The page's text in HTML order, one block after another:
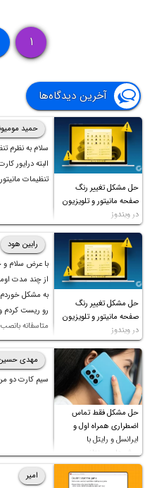
۱
آخرین دیدگاه‌ها
حل مشکل تغییر رنگ
صفحه مانیتور و تلویزیون
در ویندوز
حمید
سلام به نظرم
البته درایور
تنظیمات
حل مشکل تغییر رنگ
صفحه مانیتور و تلویزیون
در ویندوز
رابین هود
به مشکل
رو ریست کردم
متاسفانه
چه موقع کار
کیفیت)،با
رنگ درست
فرمایید باتشکر
حل مشکل فقط تماس
اضطراری همراه اول و
ایرانسل و رایتل با
روش‌های مختلف
مهدی
سیم کارت دو
امیر